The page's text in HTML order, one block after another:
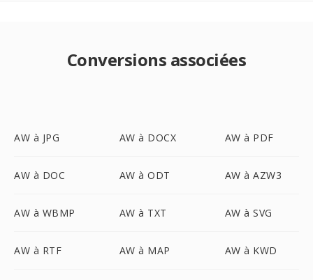
Conversions associées
AW à JPG AW à DOCX AW à PDF
AW à DOC AW à ODT AW à AZW3
AW à WBMP AW à TXT AW à SVG
AW à RTF AW à MAP AW à KWD